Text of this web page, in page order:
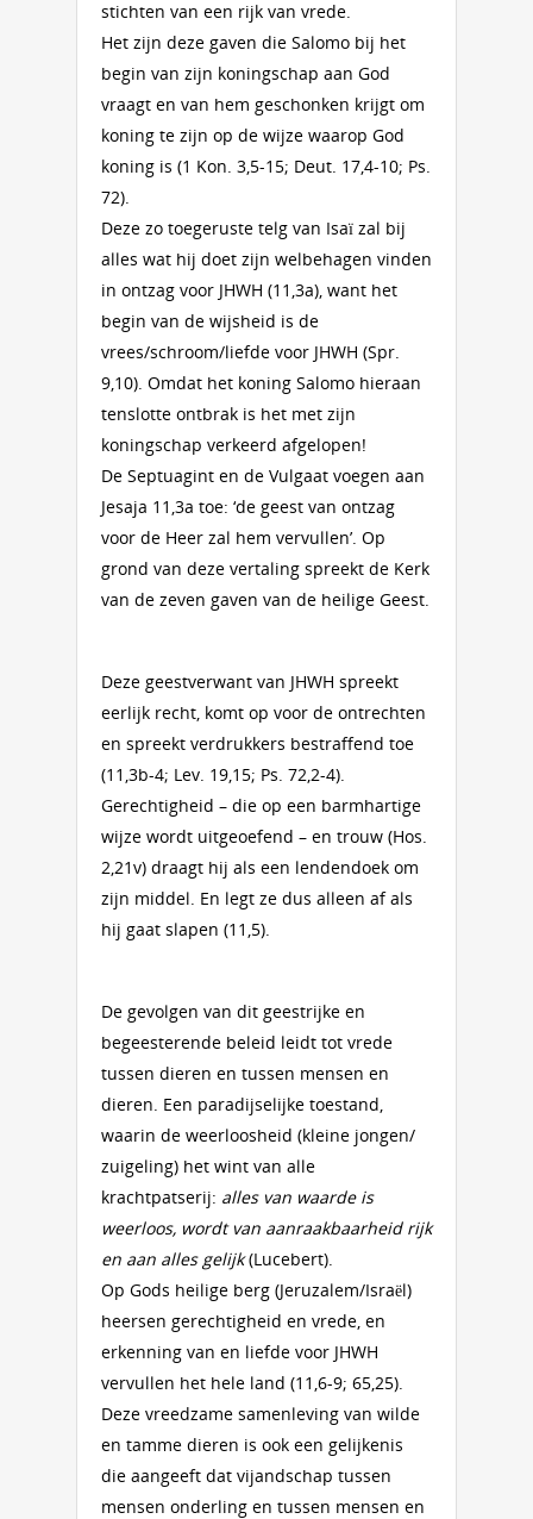
stichten van een rijk van vrede.
Het zijn deze gaven die Salomo bij het
begin van zijn koningschap aan God
vraagt en van hem geschonken krijgt om
koning te zijn op de wijze waarop God
koning is (1 Kon. 3,5-15; Deut. 17,4-10; Ps.
72).
Deze zo toegeruste telg van Isaï zal bij
alles wat hij doet zijn welbehagen vinden
in ontzag voor JHWH (11,3a), want het
begin van de wijsheid is de
vrees/schroom/liefde voor JHWH (Spr.
9,10). Omdat het koning Salomo hieraan
tenslotte ontbrak is het met zijn
koningschap verkeerd afgelopen!
De Septuagint en de Vulgaat voegen aan
Jesaja 11,3a toe: ‘de geest van ontzag
voor de Heer zal hem vervullen’. Op
grond van deze vertaling spreekt de Kerk
van de zeven gaven van de heilige Geest.
Deze geestverwant van JHWH spreekt
eerlijk recht, komt op voor de ontrechten
en spreekt verdrukkers bestraffend toe
(11,3b-4; Lev. 19,15; Ps. 72,2-4).
Gerechtigheid – die op een barmhartige
wijze wordt uitgeoefend – en trouw (Hos.
2,21v) draagt hij als een lendendoek om
zijn middel. En legt ze dus alleen af als
hij gaat slapen (11,5).
De gevolgen van dit geestrijke en
begeesterende beleid leidt tot vrede
tussen dieren en tussen mensen en
dieren. Een paradijselijke toestand,
waarin de weerloosheid (kleine jongen/
zuigeling) het wint van alle
krachtpatserij: alles van waarde is
weerloos, wordt van aanraakbaarheid rijk
en aan alles gelijk(Lucebert).
Op Gods heilige berg (Jeruzalem/Israël)
heersen gerechtigheid en vrede, en
erkenning van en liefde voor JHWH
vervullen het hele land (11,6-9; 65,25).
Deze vreedzame samenleving van wilde
en tamme dieren is ook een gelijkenis
die aangeeft dat vijandschap tussen
mensen onderling en tussen mensen en